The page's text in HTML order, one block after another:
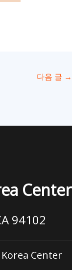
다음 글 →
Center
94102
Center